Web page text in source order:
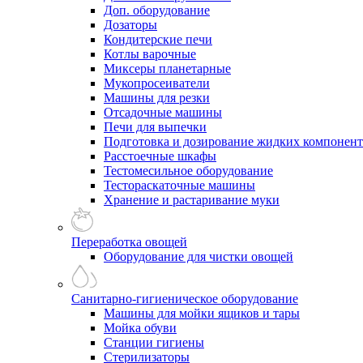
Доп. оборудование
Дозаторы
Кондитерские печи
Котлы варочные
Миксеры планетарные
Мукопросеиватели
Машины для резки
Отсадочные машины
Печи для выпечки
Подготовка и дозирование жидких
Расстоечные шкафы
Тестомесильное оборудование
Тестораскаточные машины
Хранение и растаривание муки
Переработка овощей
Оборудование для чистки овощей
Санитарно-гигиеническое оборудование
Машины для мойки ящиков и тары
Мойка обуви
Станции гигиены
Стерилизаторы